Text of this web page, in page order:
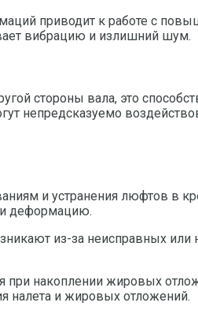
приводит к работе с
вибрацию и излишний шум.
стороны вала, это
непредсказуемо
и устранения люфтов в
деформацию.
из-за неисправных или
при накоплении жировых
налета и жировых отложений.